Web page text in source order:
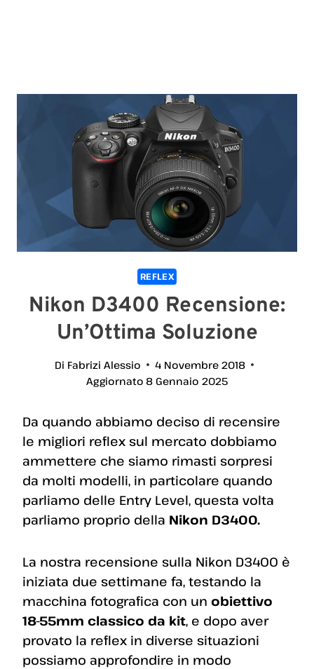
REFLEX
Nikon D3400 Recensione:
Un’Ottima Soluzione
Di Fabrizi Alessio
4 Novembre 2018
Aggiornato 8 Gennaio 2025
Da quando abbiamo deciso di recensire
le migliori reflex sul mercato dobbiamo
ammettere che siamo rimasti sorpresi
da molti modelli, in particolare quando
parliamo delle Entry Level, questa volta
parliamo proprio della Nikon D3400.
La nostra recensione sulla Nikon D3400 è
iniziata due settimane fa, testando la
macchina fotografica con un obiettivo
18-55mm classico da kit, e dopo aver
provato la reflex in diverse situazioni
possiamo approfondire in modo